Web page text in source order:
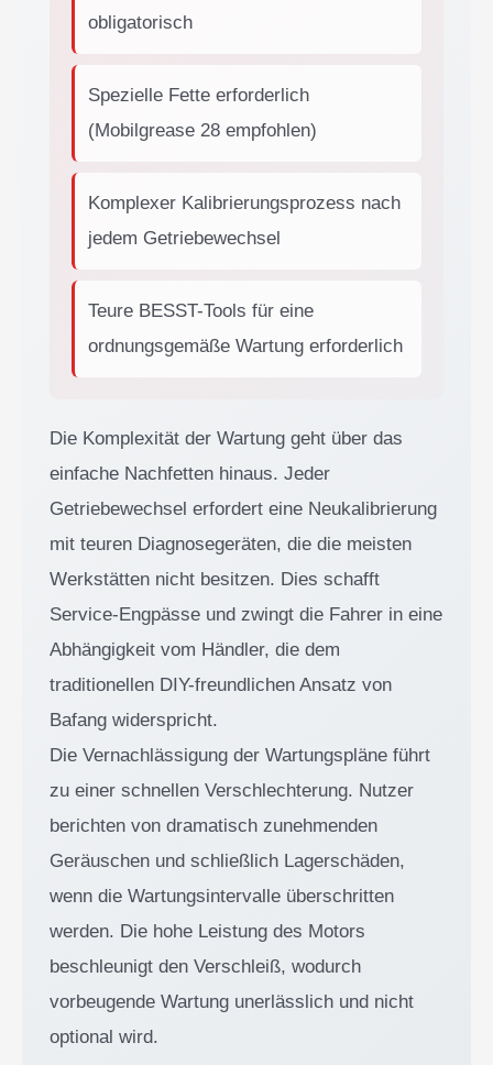
obligatorisch
Spezielle Fette erforderlich
(Mobilgrease 28 empfohlen)
Komplexer Kalibrierungsprozess nach
jedem Getriebewechsel
Teure BESST-Tools für eine
ordnungsgemäße Wartung erforderlich
Die Komplexität der Wartung geht über das
einfache Nachfetten hinaus. Jeder
Getriebewechsel erfordert eine Neukalibrierung
mit teuren Diagnosegeräten, die die meisten
Werkstätten nicht besitzen. Dies schafft
Service-Engpässe und zwingt die Fahrer in eine
Abhängigkeit vom Händler, die dem
traditionellen DIY-freundlichen Ansatz von
Bafang widerspricht.
Die Vernachlässigung der Wartungspläne führt
zu einer schnellen Verschlechterung. Nutzer
berichten von dramatisch zunehmenden
Geräuschen und schließlich Lagerschäden,
wenn die Wartungsintervalle überschritten
werden. Die hohe Leistung des Motors
beschleunigt den Verschleiß, wodurch
vorbeugende Wartung unerlässlich und nicht
optional wird.